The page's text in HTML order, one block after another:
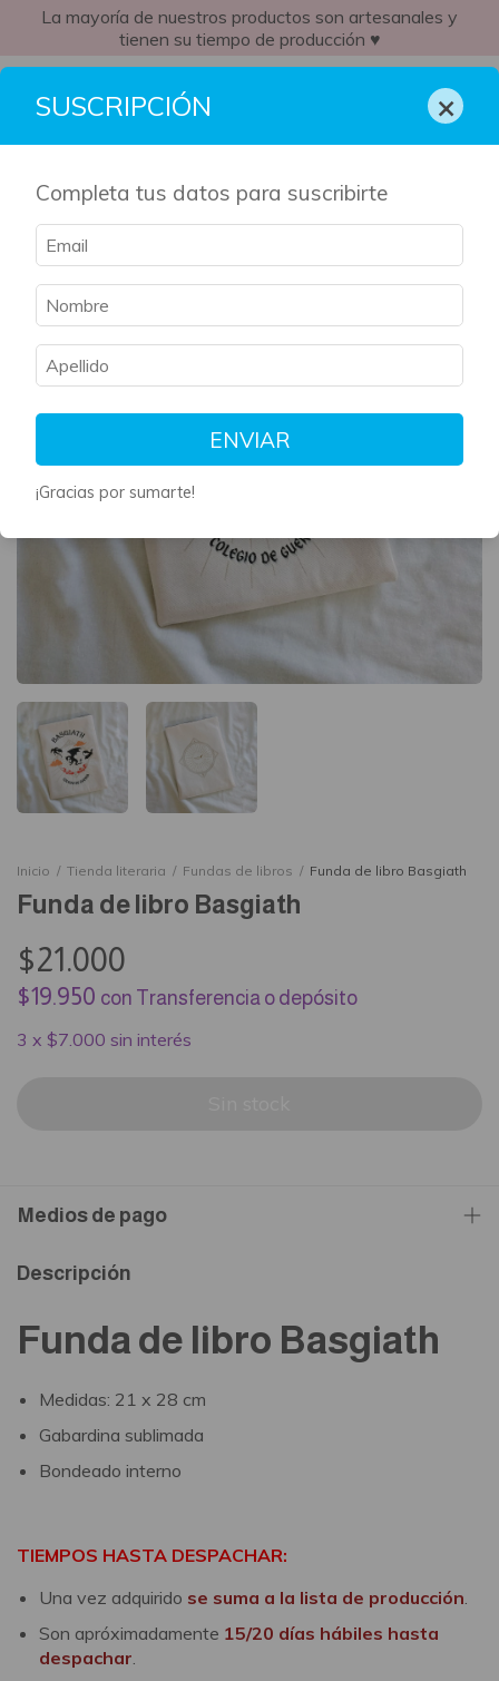
La mayoría de nuestros productos son artesanales y
tienen su tiempo de producción ♥
SIN STOCK
Inicio / Tienda literaria / Fundas de libros / Funda de libro Basgiath
Funda de libro Basgiath
$21.000
$19.950 con Transferencia o depósito
3 x $7.000 sin interés
Medios de pago
Descripción
Funda de libro Basgiath
Medidas: 21 x 28 cm
Gabardina sublimada
Bondeado interno
TIEMPOS HASTA DESPACHAR:
Una vez adquirido se suma a la lista de producción.
Son apróximadamente 15/20 días hábiles hasta
despachar.
SUSCRIPCIÓN ×
Completa tus datos para suscribirte
ENVIAR
¡Gracias por sumarte!